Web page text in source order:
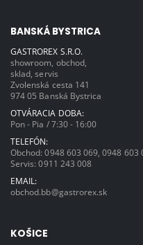
BANSKÁ BYSTRICA
GASTROREX S.R.O.
showroom, obchod,
sklad, servis
Zvolenská cesta 141
974 05 Banská Bystrica
OTVÁRACIA DOBA:
Pon - Pia / 7:30 - 16:00
TELEFÓN:
Obchod:0948 603 069 ,0948 603
Servis:0911 243 008
EMAIL:
obchod.bb@gastrorex.sk
KOŠICE